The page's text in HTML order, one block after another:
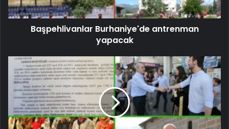
Başpehlivanlar Burhaniye'de antrenman
yapacak